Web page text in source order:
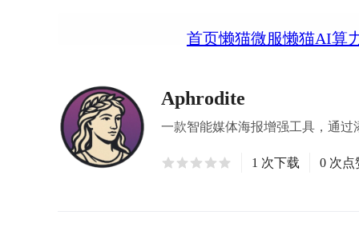
首页懒猫微服懒猫AI算
Aphrodite
一款智能媒体海报增强工具，通
1 次下载 0 次点